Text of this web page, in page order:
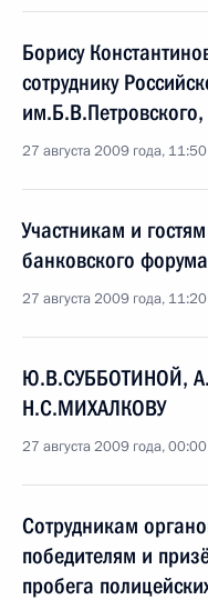
Борису
сотруднику
27 августа 2009 года, 11:50
Участникам и
банковского форума
27 августа 2009 года, 11:20
Ю.В.СУББОТИНОЙ,
Н.С.МИХАЛКОВУ
27 августа 2009 года, 00:00
Сотрудникам
победителям и
пробега